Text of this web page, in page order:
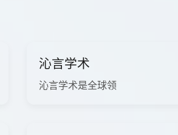
沁言学术
沁言学术是全球领